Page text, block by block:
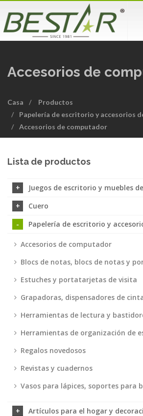
Accesorios de
Casa
Productos
Papelería de escritorio y accesorios
Accesorios de computador
Lista de productos
Juegos de escritorio y muebles
Cuero
Papelería de escritorio y
Accesorios de computador
Blocs de notas, blocs de notas y
Estuches y portatarjetas de visita
Grapadoras, dispensadores de
Herramientas de lectura y
Herramientas de organización de
Regalos novedosos
Revistas y cuadernos
Vasos para lápices, soportes para
Artículos para el hogar y